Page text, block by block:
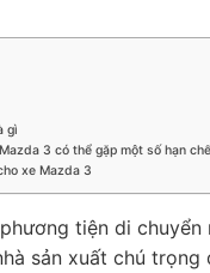
gì
3 có thể gặp một số hạn
xe Mazda 3
tiện di
sản xuất chú trọng